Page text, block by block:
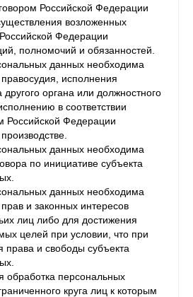
Российской Федерации
возложенных
Федерации
полномочий и обязанностей.
данных необходима
исполнения
другого органа или должностного
в соответствии
Российской Федерации
данных необходима
по инициативе субъекта
данных необходима
и законных интересов
лиц либо для достижения
целей при условии, что при
и свободы субъекта
обработка персональных
круга лиц к которым